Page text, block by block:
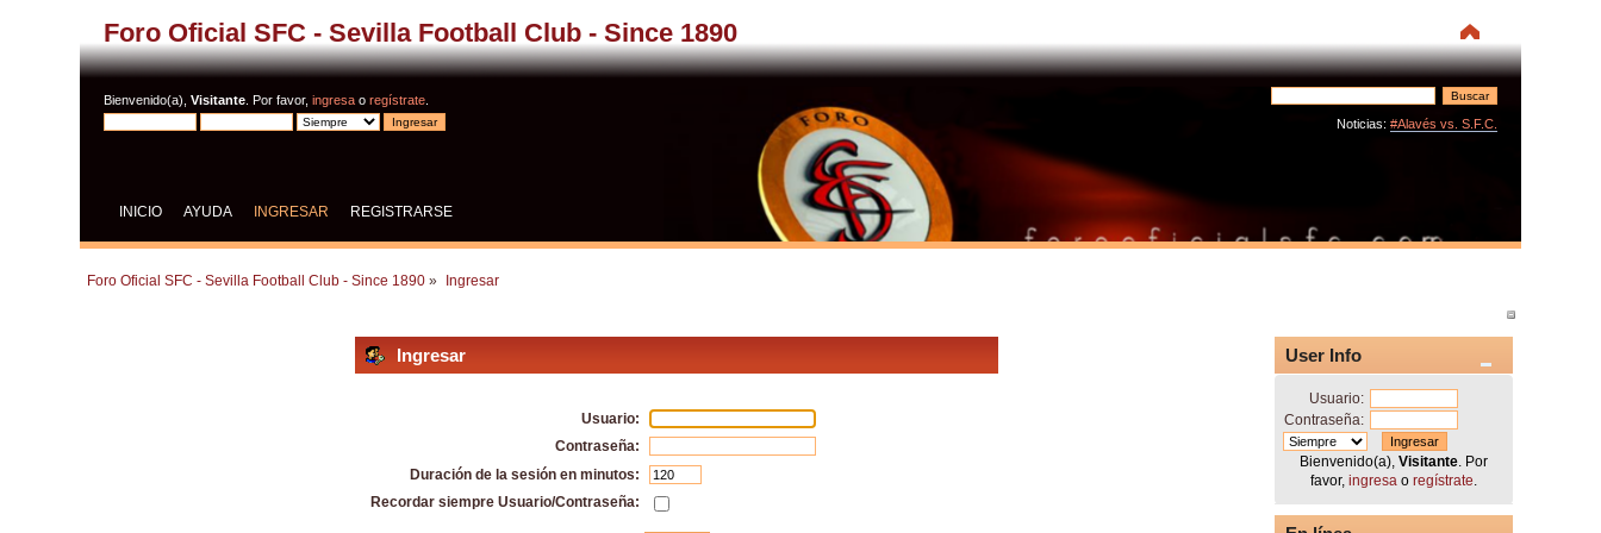
Foro Oficial SFC - Sevilla Football Club - Since 1890
Bienvenido(a),Visitante . Por favor,ingresa oregístrate
Noticias: #Alavés vs. S.F.C.
INICIO AYUDA INGRESAR REGISTRARSE
Foro Oficial SFC - Sevilla Football Club - Since 1890 » Ingresar
Ingresar
Usuario:
Contraseña:
Duración de la sesión en minutos:
Recordar siempre Usuario/Contraseña:
User Info
Usuario:
Contraseña:
Bienvenido(a),Visitante . Por
favor,ingresa oregístrate